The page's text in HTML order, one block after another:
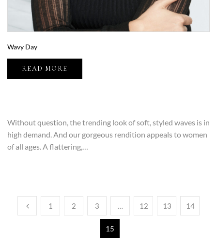
Wavy Day
READ MORE
Without question, the trending look of soft, styled waves is in
high demand. And our gorgeous rendition appeals to women
of all ages. A flattering,…
1 2 3 … 12 13 14
15